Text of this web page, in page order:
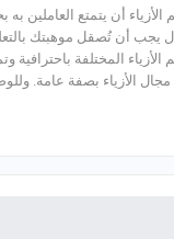
أن يتمتع العاملين
يجب أن تُصقل موهبتك
المختلفة باحترافية
الأزياء بصفة عامة.